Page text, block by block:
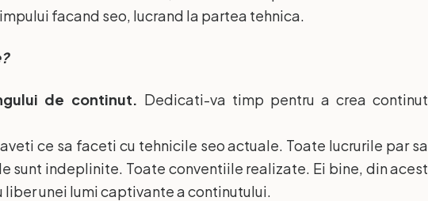
facand seo, lucrand la partea tehnica.
de continut. Dedicati-va timp pentru a crea continut
ce sa faceti cu tehnicile seo actuale. Toate lucrurile par sa
sunt indeplinite. Toate conventiile realizate. Ei bine, din acest
unei lumi captivante a continutului.